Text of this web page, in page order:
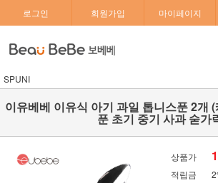
로그인 회원가입 마이페이지
SPUNI
이유베베 이유식 아기 과일 톱니스푼 2개
푼 초기 중기 사과 숟가
상품가
적립금